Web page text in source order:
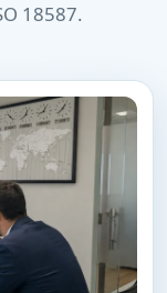
18587.